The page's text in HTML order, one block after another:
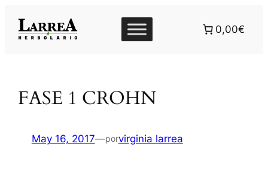
contenido
0,00€
FASE 1 CROHN
May 16, 2017—porvirginia larrea